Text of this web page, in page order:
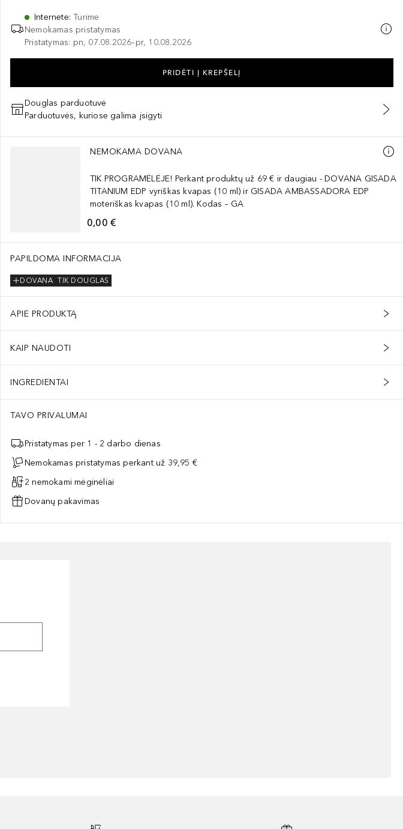
Internete:Turime
Nemokamas pristatymas
Pristatymas: pn, 07.08.2026–pr, 10.08.2026
PRIDĖTI Į KREPŠELĮ
Douglas parduotuvė
Parduotuvės, kuriose galima įsigyti
Praleisti slankiklį
NEMOKAMA DOVANA
TIK PROGRAMĖLĖJE! Perkant produktų už 69 € ir daugiau - DOVANA GISADA
TITANIUM EDP vyriškas kvapas (10 ml) ir GISADA AMBASSADORA EDP
moteriškas kvapas (10 ml). Kodas – GA
0,00 €
PAPILDOMA INFORMACIJA
TIK DOUGLAS
DOVANA
APIE PRODUKTĄ
KAIP NAUDOTI
INGREDIENTAI
TAVO PRIVALUMAI
Pristatymas per 1 - 2 darbo dienas
Nemokamas pristatymas perkant už 39,95 €
2 nemokami mėginėliai
Dovanų pakavimas